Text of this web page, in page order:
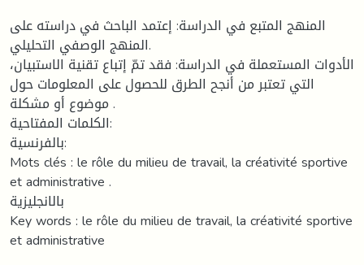
المنهج المتبع في الدراسة: إعتمد الباحث في دراسته على
المنهج الوصفي التحليلي.
الأدوات المستعملة في الدراسة: فقد تمّ إتباع تقنية الاستبيان،
التي تعتبر من أنجح الطرق للحصول على المعلومات حول
موضوع أو مشكلة .
الكلمات المفتاحية:
بالفرنسية:
Mots clés : le rôle du milieu de travail, la créativité sportive
et administrative .
بالانجليزية
Key words : le rôle du milieu de travail, la créativité sportive
et administrative